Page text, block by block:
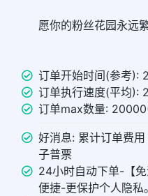
愿你的粉丝花园永远
订单开始时间(参考):
订单执行速度(平均):
订单max数量:
好消息: 累计订单费
子普票
24小时自动下单-【
便捷-更保护个人隐私。